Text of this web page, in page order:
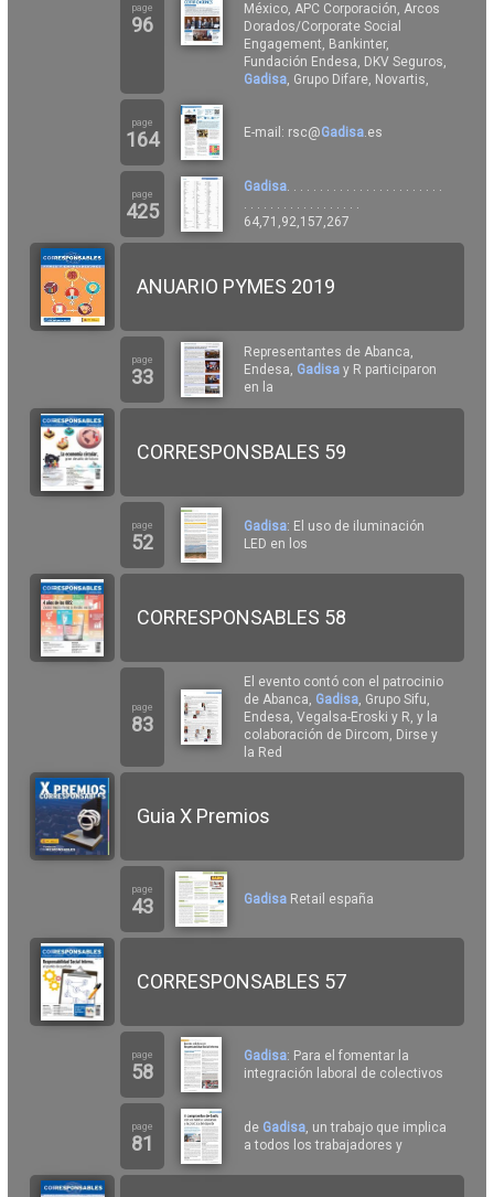
page
96
México, APC Corporación, Arcos
Dorados/Corporate Social
Engagement, Bankinter,
Fundación Endesa, DKV Seguros,
Gadisa, Grupo Difare, Novartis,
page
164 E-mail: rsc@Gadisa.es
page
425
Gadisa. . . . . . . . . . . . . . . . . . . . . . . .
. . . . . . . . . . . . . . . . . .
64,71,92,157,267
ANUARIO PYMES 2019
page
33
Representantes de Abanca,
Endesa, Gadisa y R participaron
en la
CORRESPONSBALES 59
page
52
Gadisa: El uso de iluminación
LED en los
CORRESPONSABLES 58
page
83
El evento contó con el patrocinio
de Abanca, Gadisa, Grupo Sifu,
Endesa, Vegalsa-Eroski y R, y la
colaboración de Dircom, Dirse y
la Red
Guia X Premios
page
43 Gadisa Retail españa
CORRESPONSABLES 57
page
58
Gadisa: Para el fomentar la
integración laboral de colectivos
page
81
de Gadisa, un trabajo que implica
a todos los trabajadores y